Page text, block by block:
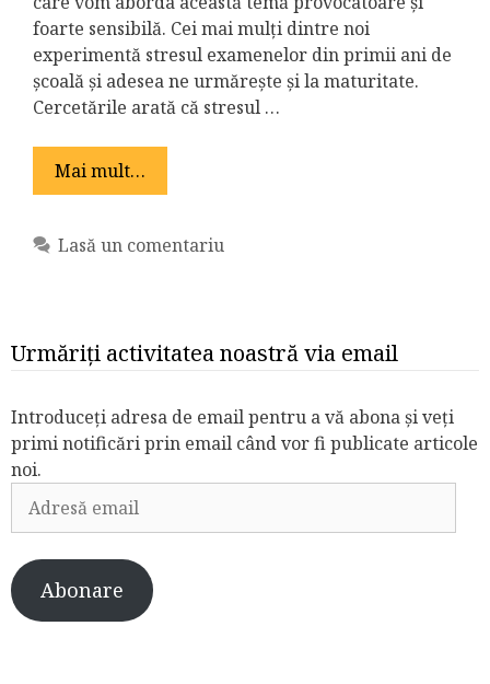
foarte sensibilă. Cei mai mulți dintre noi
experimentă stresul examenelor din primii ani de
școală și adesea ne urmărește și la maturitate.
Cercetările arată că stresul …
Mai mult…
Lasă un comentariu
Urmăriți activitatea noastră via email
Introduceți adresa de email pentru a vă abona și veți
primi notificări prin email când vor fi publicate articole
noi.
Adresă
email
Abonare